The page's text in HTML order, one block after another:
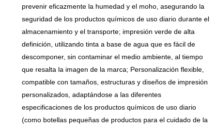
prevenir eficazmente la humedad y el moho, asegurando la
seguridad de los productos químicos de uso diario durante el
almacenamiento y el transporte; impresión verde de alta
definición, utilizando tinta a base de agua que es fácil de
descomponer, sin contaminar el medio ambiente, al tiempo
que resalta la imagen de la marca; Personalización flexible,
compatible con tamaños, estructuras y diseños de impresión
personalizados, adaptándose a las diferentes
especificaciones de los productos químicos de uso diario
(como botellas pequeñas de productos para el cuidado de la